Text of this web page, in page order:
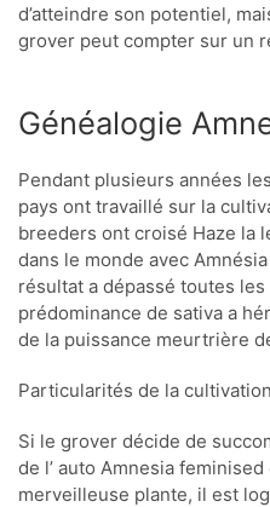
d’atteindre son potentiel,
grover peut compter sur un
Généalogie
Pendant plusieurs années
pays ont travaillé sur la
breeders ont croisé Haze la
dans le monde avec
résultat a dépassé toutes les
prédominance de sativa a
de la puissance meurtrière
Particularités de la
Si le grover décide de
de l’ auto Amnesia
merveilleuse plante, il est